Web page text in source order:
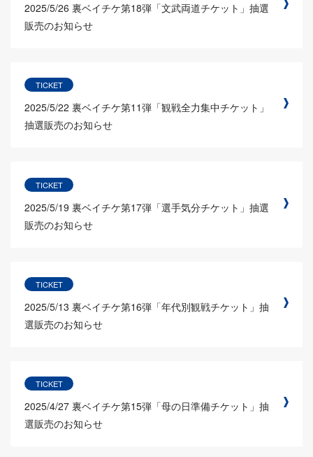
2025/5/26 裏ベイチケ第18弾「文武両道チケット」抽選
販売のお知らせ
TICKET
2025/5/22 裏ベイチケ第11弾「観戦全力集中チケット」
抽選販売のお知らせ
TICKET
2025/5/19 裏ベイチケ第17弾「選手気分チケット」抽選
販売のお知らせ
TICKET
2025/5/13 裏ベイチケ第16弾「年代別観戦チケット」抽
選販売のお知らせ
TICKET
2025/4/27 裏ベイチケ第15弾「母の日準備チケット」抽
選販売のお知らせ